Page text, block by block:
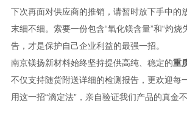
下次再面对供应商的推销，请暂时放下手中的
末细不细。索要一份包含“氧化镁含量”和“灼烧
告，才是保护自己企业利益的最强一招。
南京镁扬新材料始终坚持提供高纯、稳定的重
不仅支持随货附送详细的检测报告，更欢迎每
用这一招“滴定法”，亲自验证我们产品的真金不